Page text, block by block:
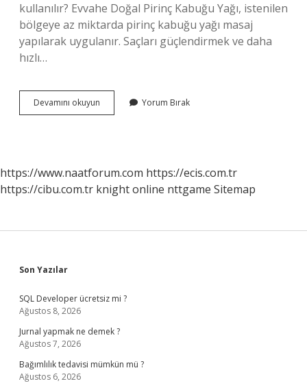
kullanılır? Evvahe Doğal Pirinç Kabuğu Yağı, istenilen
bölgeye az miktarda pirinç kabuğu yağı masaj
yapılarak uygulanır. Saçları güçlendirmek ve daha
hızlı…
Devamını okuyun
Kabuğu
Yorum Bırak
https://www.naatforum.com https://ecis.com.tr
https://cibu.com.tr knight online nttgame Sitemap
Sidebar
Son Yazılar
SQL Developer ücretsiz mi ?
Ağustos 8, 2026
Jurnal yapmak ne demek ?
Ağustos 7, 2026
Bağımlılık tedavisi mümkün mü ?
Ağustos 6, 2026